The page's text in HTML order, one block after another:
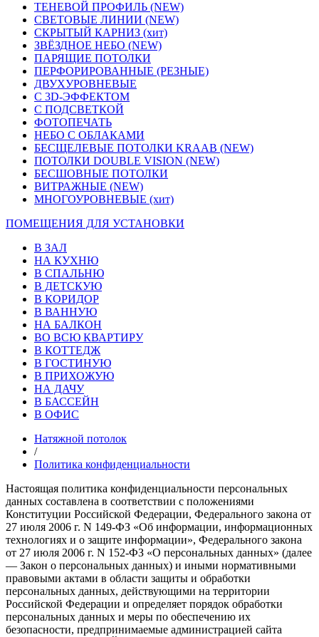
ТЕНЕВОЙ ПРОФИЛЬ (NEW)
СВЕТОВЫЕ ЛИНИИ (NEW)
СКРЫТЫЙ КАРНИЗ (хит)
ЗВЁЗДНОЕ НЕБО (NEW)
ПАРЯЩИЕ ПОТОЛКИ
ПЕРФОРИРОВАННЫЕ (РЕЗНЫЕ)
ДВУХУРОВНЕВЫЕ
С 3D-ЭФФЕКТОМ
С ПОДСВЕТКОЙ
ФОТОПЕЧАТЬ
НЕБО С ОБЛАКАМИ
БЕСЩЕЛЕВЫЕ ПОТОЛКИ KRAAB (NEW)
ПОТОЛКИ DOUBLE VISION (NEW)
БЕСШОВНЫЕ ПОТОЛКИ
ВИТРАЖНЫЕ (NEW)
МНОГОУРОВНЕВЫЕ (хит)
ПОМЕЩЕНИЯ ДЛЯ УСТАНОВКИ
В ЗАЛ
НА КУХНЮ
В СПАЛЬНЮ
В ДЕТСКУЮ
В КОРИДОР
В ВАННУЮ
НА БАЛКОН
ВО ВСЮ КВАРТИРУ
В КОТТЕДЖ
В ГОСТИНУЮ
В ПРИХОЖУЮ
НА ДАЧУ
В БАССЕЙН
В ОФИС
Натяжной потолок
/
Политика конфиденциальности
Настоящая политика конфиденциальности персональных
данных составлена в соответствии с положениями
Конституции Российской Федерации, Федерального закона от
27 июля 2006 г. N 149-ФЗ «Об информации, информационных
технологиях и о защите информации», Федерального закона
от 27 июля 2006 г. N 152-ФЗ «О персональных данных» (далее
— Закон о персональных данных) и иными нормативными
правовыми актами в области защиты и обработки
персональных данных, действующими на территории
Российской Федерации и определяет порядок обработки
персональных данных и меры по обеспечению их
безопасности, предпринимаемые администрацией сайта